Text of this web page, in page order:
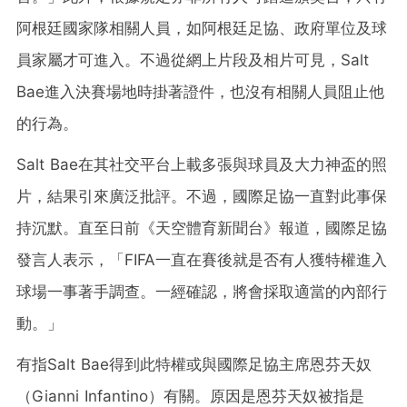
阿根廷國家隊相關人員，如阿根廷足協、政府單位及球
員家屬才可進入。不過從網上片段及相片可見，Salt
Bae進入決賽場地時掛著證件，也沒有相關人員阻止他
的行為。
Salt Bae在其社交平台上載多張與球員及大力神盃的照
片，結果引來廣泛批評。不過，國際足協一直對此事保
持沉默。直至日前《天空體育新聞台》報道，國際足協
發言人表示，「FIFA一直在賽後就是否有人獲特權進入
球場一事著手調查。一經確認，將會採取適當的內部行
動。」
有指Salt Bae得到此特權或與國際足協主席恩芬天奴
（Gianni Infantino）有關。原因是恩芬天奴被指是